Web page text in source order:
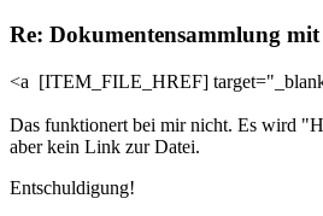
Re: Dokumentensammlung mit
<a [ITEM_FILE_HREF]
Das funktionert bei mir nicht. Es wird
aber kein Link zur Datei.
Entschuldigung!